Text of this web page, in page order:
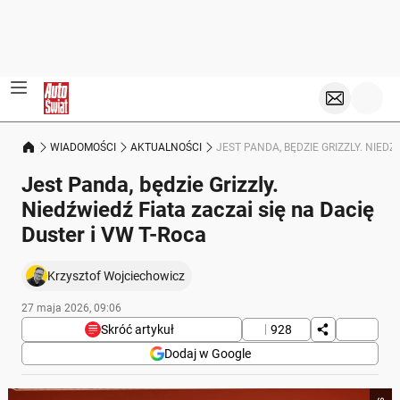
WIADOMOŚCI AKTUALNOŚCI JEST PANDA, BĘDZIE GRIZZLY.
Jest Panda, będzie Grizzly.
Niedźwiedź Fiata zaczai się na Dacię
Duster i VW T-Roca
Krzysztof Wojciechowicz
27 maja 2026, 09:06
Skróć artykuł
928
Dodaj w Google